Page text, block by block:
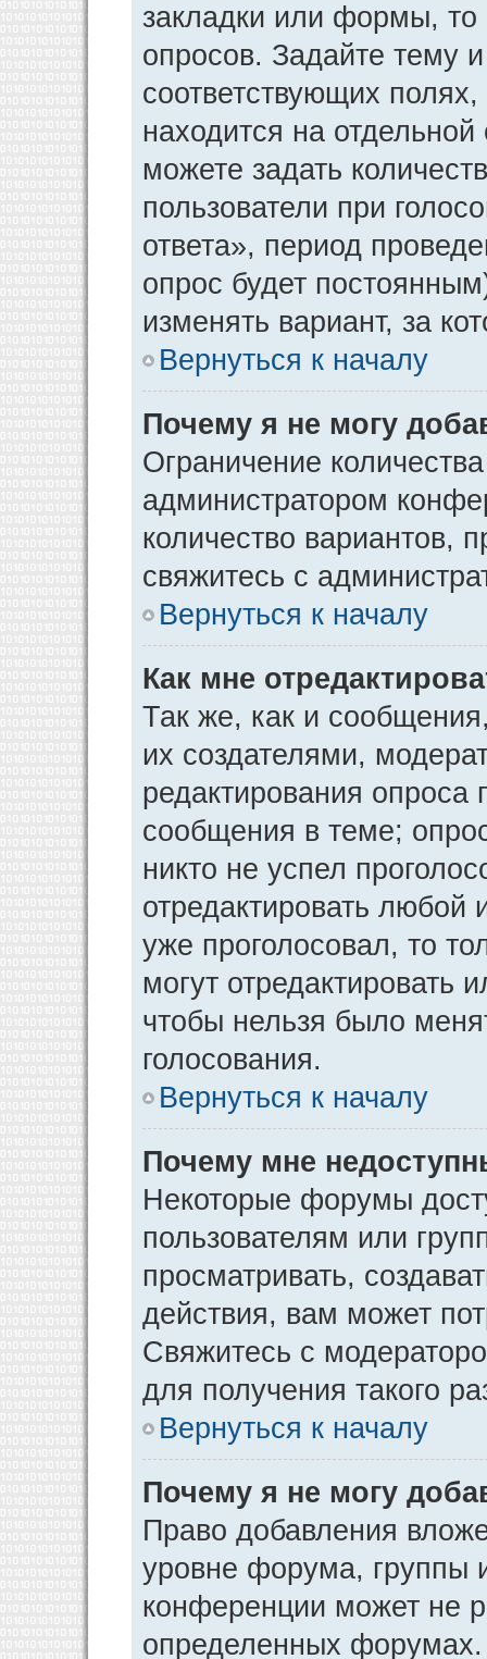
закладки или формы, то
опросов. Задайте тему
соответствующих
находится на
можете задать
пользователи при
ответа», период
опрос будет
изменять вариант, за
Вернуться к началу
Почему я не могу
Ограничение
администратором
количество вариантов,
свяжитесь с
Вернуться к началу
Как мне
Так же, как и
их создателями,
редактирования опроса
сообщения в теме;
никто не успел
отредактировать любой
уже проголосовал, то
могут отредактировать
чтобы нельзя было
голосования.
Вернуться к началу
Почему мне
Некоторые форумы
пользователям или
просматривать,
действия, вам может
Свяжитесь с
для получения такого
Вернуться к началу
Почему я не могу
Право добавления
уровне форума, группы
конференции может не
определенных